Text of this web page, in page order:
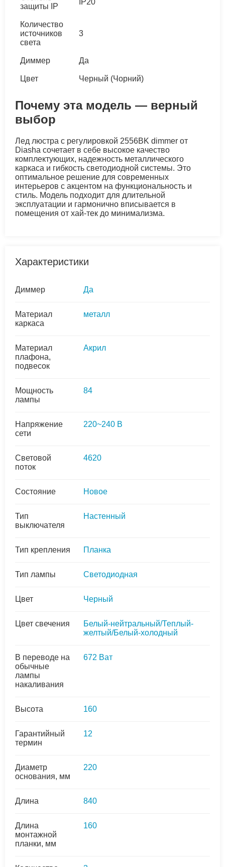
защиты IP
Количество
источников
света
3
Диммер Да
Цвет Черный (Чорний)
Почему эта модель — верный
выбор
Лед люстра с регулировкой 2556BK dimmer от
Diasha сочетает в себе высокое качество
комплектующих, надежность металлического
каркаса и гибкость светодиодной системы. Это
оптимальное решение для современных
интерьеров с акцентом на функциональность и
стиль. Модель подходит для длительной
эксплуатации и гармонично вписывается в
помещения от хай-тек до минимализма.
Характеристики
Диммер Да
Материал
каркаса
металл
Материал
плафона,
подвесок
Акрил
Мощность
лампы
84
Напряжение
сети
220~240 В
Световой
поток
4620
Состояние Новое
Тип
выключателя
Настенный
Тип крепления Планка
Тип лампы Светодиодная
Цвет Черный
Цвет свечения
Белый-нейтральный/Теплый-
желтый/Белый-холодный
В переводе на
обычные
лампы
накаливания
672 Ват
Высота 160
Гарантийный
термин
12
Диаметр
основания, мм
220
Длина 840
Длина
монтажной
планки, мм
160